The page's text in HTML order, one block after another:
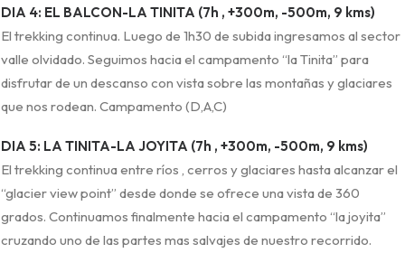
DIA 4: EL BALCON-LA TINITA (7h , +300m, -500m, 9 kms)
El trekking continua. Luego de 1h30 de subida ingresamos al sector
valle olvidado. Seguimos hacia el campamento “la Tinita” para
disfrutar de un descanso con vista sobre las montañas y glaciares
que nos rodean. Campamento (D,A,C)
DIA 5: LA TINITA-LA JOYITA (7h , +300m, -500m, 9 kms)
El trekking continua entre ríos , cerros y glaciares hasta alcanzar el
“glacier view point” desde donde se ofrece una vista de 360
grados. Continuamos finalmente hacia el campamento “la joyita”
cruzando uno de las partes mas salvajes de nuestro recorrido.